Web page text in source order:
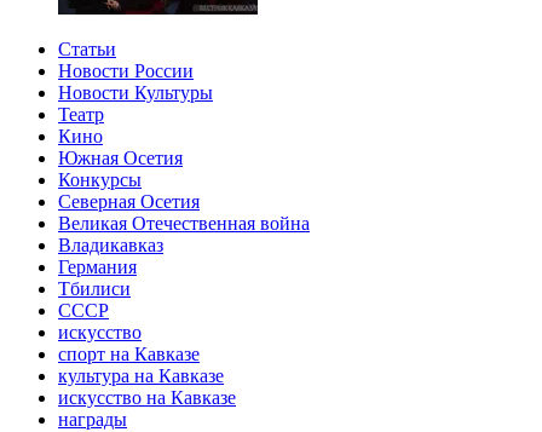
Статьи
Новости России
Новости Культуры
Театр
Кино
Южная Осетия
Конкурсы
Северная Осетия
Великая Отечественная война
Владикавказ
Германия
Тбилиси
СССР
искусство
спорт на Кавказе
культура на Кавказе
искусство на Кавказе
награды